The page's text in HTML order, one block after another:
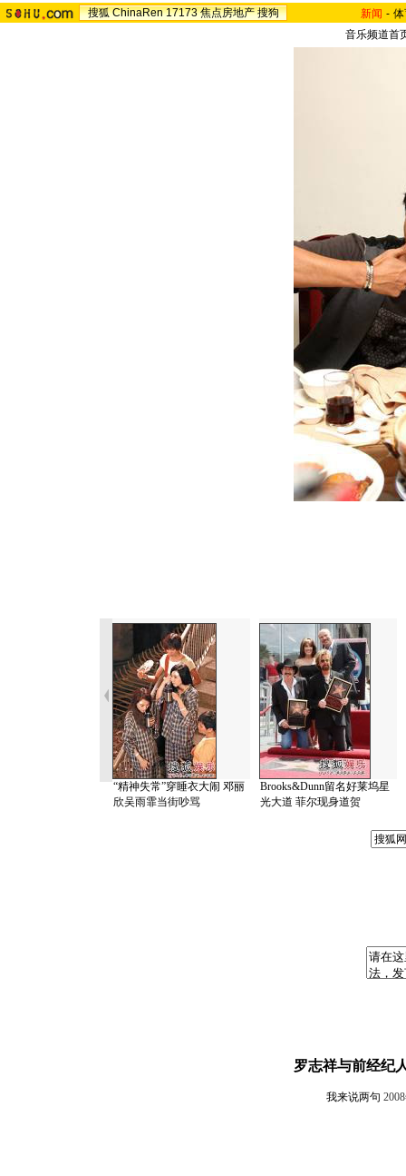
搜狐 ChinaRen 17173 焦点房地产 搜狗 新闻 -
音乐频道首
“精神失常”穿睡衣大闹 邓丽
欣吴雨霏当街吵骂
Brooks&Dunn留名好莱坞星
光大道 菲尔现身道贺
罗志祥与前经纪
我来说两句